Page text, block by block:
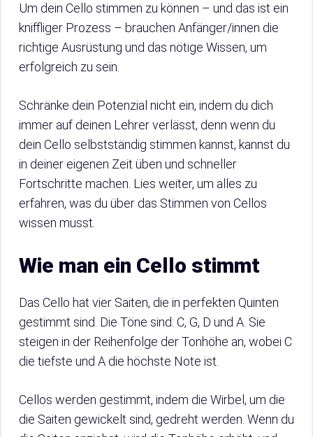
Um dein Cello stimmen zu können – und das ist ein
kniffliger Prozess – brauchen Anfänger/innen die
richtige Ausrüstung und das nötige Wissen, um
erfolgreich zu sein.
Schränke dein Potenzial nicht ein, indem du dich
immer auf deinen Lehrer verlässt, denn wenn du
dein Cello selbstständig stimmen kannst, kannst du
in deiner eigenen Zeit üben und schneller
Fortschritte machen. Lies weiter, um alles zu
erfahren, was du über das Stimmen von Cellos
wissen musst.
Wie man ein Cello stimmt
Das Cello hat vier Saiten, die in perfekten Quinten
gestimmt sind. Die Töne sind: C, G, D und A. Sie
steigen in der Reihenfolge der Tonhöhe an, wobei C
die tiefste und A die höchste Note ist.
Cellos werden gestimmt, indem die Wirbel, um die
die Saiten gewickelt sind, gedreht werden. Wenn du